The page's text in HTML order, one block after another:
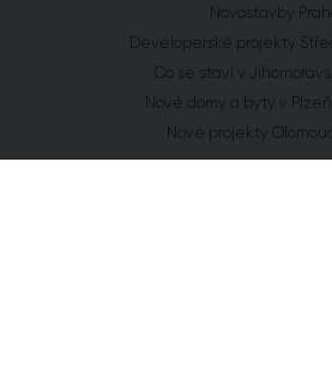
Novostavby
Developerské projekty
Co se staví v
Nové domy a byty v
Nové projekty